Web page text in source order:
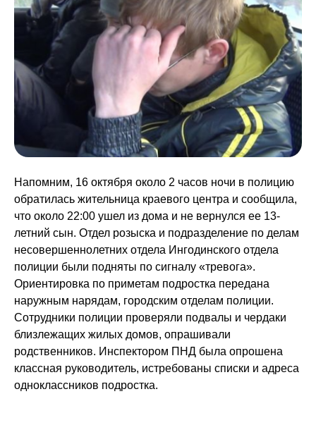
Напомним, 16 октября около 2 часов ночи в полицию
обратилась жительница краевого центра и сообщила,
что около 22:00 ушел из дома и не вернулся ее 13-
летний сын. Отдел розыска и подразделение по делам
несовершеннолетних отдела Ингодинского отдела
полиции были подняты по сигналу «тревога».
Ориентировка по приметам подростка передана
наружным нарядам, городским отделам полиции.
Сотрудники полиции проверяли подвалы и чердаки
близлежащих жилых домов, опрашивали
родственников. Инспектором ПНД была опрошена
классная руководитель, истребованы списки и адреса
одноклассников подростка.